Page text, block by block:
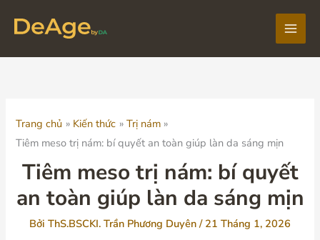
Main
Trang chủ Kiến thức
Trị nám
Tiêm meso trị nám: bí quyết an toàn giúp làn da sáng mịn
Tiêm meso trị nám: bí quyết
an toàn giúp làn da sáng mịn
Bởi ThS.BSCKI. Trần Phương Duyên/ 21 Tháng 1, 2026